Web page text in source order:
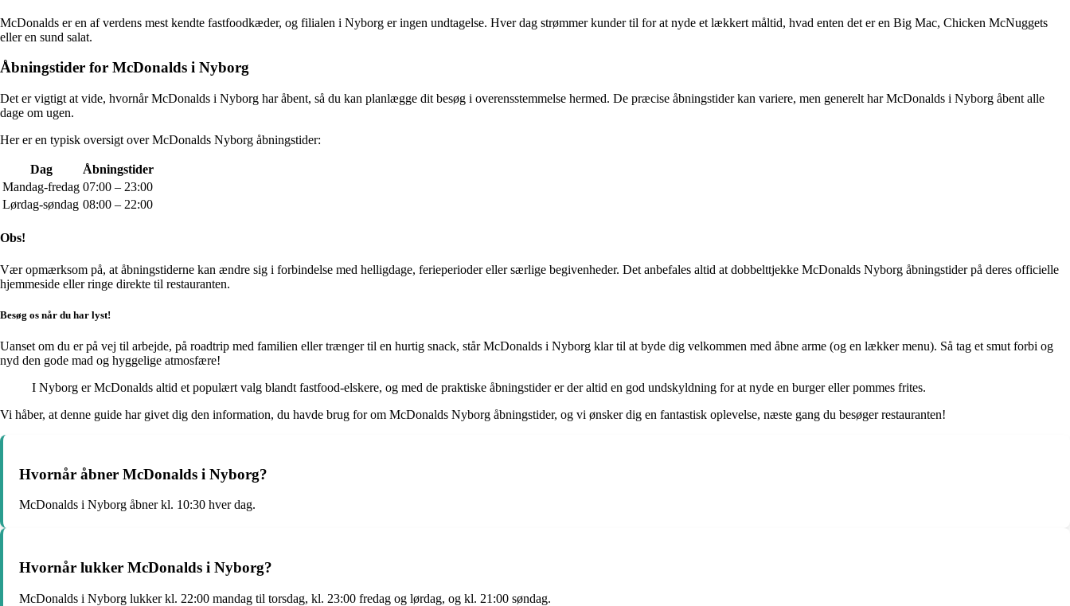
McDonalds er en af verdens mest kendte fastfoodkæder, og filialen i Nyborg er ingen undtagelse. Hver dag strømmer kunder til for at nyde et lækkert måltid, hvad enten det er en Big Mac, Chicken McNuggets
eller en sund salat.
Åbningstider for McDonalds i Nyborg
Det er vigtigt at vide, hvornår McDonalds i Nyborg har åbent, så du kan planlægge dit besøg i overensstemmelse hermed. De præcise åbningstider kan variere, men generelt har McDonalds i Nyborg åbent alle
dage om ugen.
Her er en typisk oversigt over McDonalds Nyborg åbningstider:
Dag
Åbningstider
Mandag-fredag 07:00 – 23:00
Lørdag-søndag 08:00 – 22:00
Obs!
Vær opmærksom på, at åbningstiderne kan ændre sig i forbindelse med helligdage, ferieperioder eller særlige begivenheder. Det anbefales altid at dobbelttjekke McDonalds Nyborg åbningstider på deres officielle
hjemmeside eller ringe direkte til restauranten.
Besøg os når du har lyst!
Uanset om du er på vej til arbejde, på roadtrip med familien eller trænger til en hurtig snack, står McDonalds i Nyborg klar til at byde dig velkommen med åbne arme (og en lækker menu). Så tag et smut forbi og
nyd den gode mad og hyggelige atmosfære!
I Nyborg er McDonalds altid et populært valg blandt fastfood-elskere, og med de praktiske åbningstider er der altid en god undskyldning for at nyde en burger eller pommes frites.
Vi håber, at denne guide har givet dig den information, du havde brug for om McDonalds Nyborg åbningstider, og vi ønsker dig en fantastisk oplevelse, næste gang du besøger restauranten!
Hvornår åbner McDonalds i Nyborg?
McDonalds i Nyborg åbner kl. 10:30 hver dag.
Hvornår lukker McDonalds i Nyborg?
McDonalds i Nyborg lukker kl. 22:00 mandag til torsdag, kl. 23:00 fredag og lørdag, og kl. 21:00 søndag.